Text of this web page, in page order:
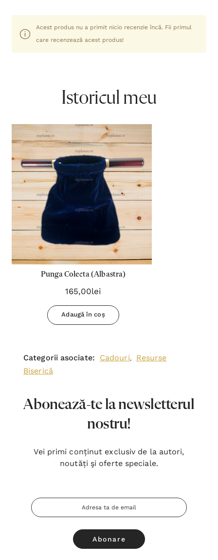
Acest produs nu a primit nicio recenzie încă. Fii primul
care recenzează acest produs!
Istoricul meu
Punga Colecta (Albastra)
165,00lei
Adaugă în coș
Categorii asociate: Cadouri,
Resurse
Biserică
Abonează-te la newsletterul
nostru!
Vei primi conținut exclusiv de la autori,
noutăți şi oferte speciale.
Adresa
Email